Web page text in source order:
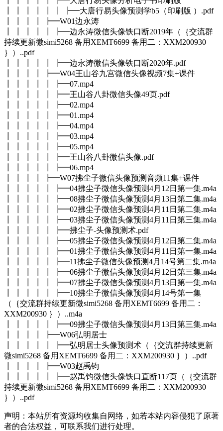
┃ ┃ ┃ ┃ ┃ ┃ ┣━大唐行易头像预测学b5（印刷版 ）.pdf
┃ ┃ ┃ ┃ ┣━W01边永涛
┃ ┃ ┃ ┃ ┃ ┣━边永涛微信头像铁口断2019年（｛交流群
持续更新微simi5268 备用XEMT6699 备用二：XXM200930
｝）..pdf
┃ ┃ ┃ ┃ ┃ ┣━边永涛微信头像铁口断2020年.pdf
┃ ┃ ┃ ┃ ┣━W04王山谷九宫微信头像视频7集+课件
┃ ┃ ┃ ┃ ┃ ┣━07.mp4
┃ ┃ ┃ ┃ ┃ ┣━王山谷八卦微信头像49页.pdf
┃ ┃ ┃ ┃ ┃ ┣━02.mp4
┃ ┃ ┃ ┃ ┃ ┣━01.mp4
┃ ┃ ┃ ┃ ┃ ┣━04.mp4
┃ ┃ ┃ ┃ ┃ ┣━03.mp4
┃ ┃ ┃ ┃ ┃ ┣━05.mp4
┃ ┃ ┃ ┃ ┃ ┣━王山谷八卦微信头像.pdf
┃ ┃ ┃ ┃ ┃ ┣━06.mp4
┃ ┃ ┃ ┃ ┣━W07拂尘子微信头像预测音频11集+课件
┃ ┃ ┃ ┃ ┃ ┣━04拂尘子微信头像预测4月12日第一集.m4a
┃ ┃ ┃ ┃ ┃ ┣━08拂尘子微信头像预测4月13日第二集.m4a
┃ ┃ ┃ ┃ ┃ ┣━02拂尘子微信头像预测4月11日第二集.m4a
┃ ┃ ┃ ┃ ┃ ┣━03拂尘子微信头像预测4月11日第三集.m4a
┃ ┃ ┃ ┃ ┃ ┣━拂尘子-头像预测术.pdf
┃ ┃ ┃ ┃ ┃ ┣━05拂尘子微信头像预测4月12日第二集.m4a
┃ ┃ ┃ ┃ ┃ ┣━01拂尘子微信头像预测4月11日第一集.m4a
┃ ┃ ┃ ┃ ┃ ┣━11拂尘子微信头像预测4月14号第二集.m4a
┃ ┃ ┃ ┃ ┃ ┣━06拂尘子微信头像预测4月12日第三集.m4a
┃ ┃ ┃ ┃ ┃ ┣━07拂尘子微信头像预测4月13日第一集.m4a
┃ ┃ ┃ ┃ ┃ ┣━10拂尘子微信头像预测4月14号第一集
（｛交流群持续更新微simi5268 备用XEMT6699 备用二：
XXM200930 ｝）..m4a
┃ ┃ ┃ ┃ ┃ ┣━09拂尘子微信头像预测4月13日第三集.m4a
┃ ┃ ┃ ┃ ┣━W06弘明居士
┃ ┃ ┃ ┃ ┃ ┣━弘明居士头像预测术（｛交流群持续更新
微simi5268 备用XEMT6699 备用二：XXM200930 ｝）..pdf
┃ ┃ ┃ ┃ ┣━W03赵禹钧
┃ ┃ ┃ ┃ ┃ ┣━赵禹钧微信头像铁口直断117页（｛交流群
持续更新微simi5268 备用XEMT6699 备用二：XXM200930
｝）..pdf
声明：本站所有资源均收集自网络，如若本站内容侵犯了原著
者的合法权益，可联系我们进行处理。